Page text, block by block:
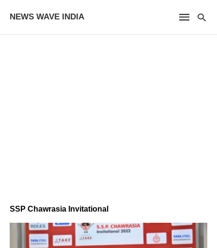
NEWS WAVE INDIA
SSP Chawrasia Invitational